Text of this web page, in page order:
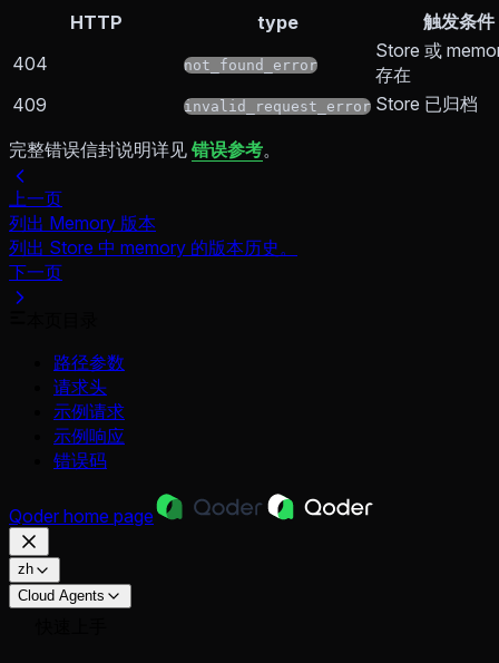
HTTP type
触发条件
404
not_found_error
Store 或
存在
409
invalid_request_error Store 已归档
完整错误信封说明详见 错误参考。
上一页
列出 Memory 版本
列出 Store 中 memory 的版本历史。
下一页
路径参数
请求头
示例请求
示例响应
错误码
Qoder home page
zh
Cloud Agents